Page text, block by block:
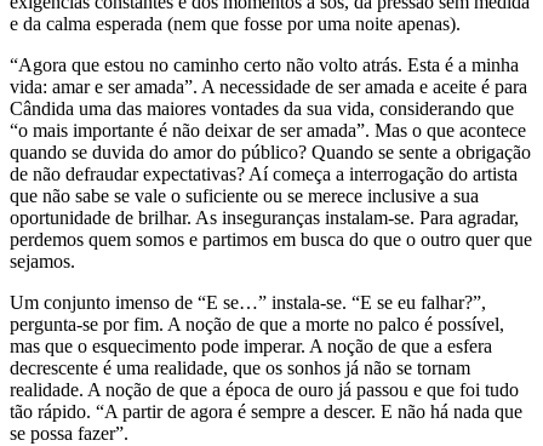
e da calma esperada (nem que fosse por uma noite apenas).
“Agora que estou no caminho certo não volto atrás. Esta é a minha
vida: amar e ser amada”. A necessidade de ser amada e aceite é para
Cândida uma das maiores vontades da sua vida, considerando que
“o mais importante é não deixar de ser amada”. Mas o que acontece
quando se duvida do amor do público? Quando se sente a obrigação
de não defraudar expectativas? Aí começa a interrogação do artista
que não sabe se vale o suficiente ou se merece inclusive a sua
oportunidade de brilhar. As inseguranças instalam-se. Para agradar,
perdemos quem somos e partimos em busca do que o outro quer que
sejamos.
Um conjunto imenso de “E se…” instala-se. “E se eu falhar?”,
pergunta-se por fim. A noção de que a morte no palco é possível,
mas que o esquecimento pode imperar. A noção de que a esfera
decrescente é uma realidade, que os sonhos já não se tornam
realidade. A noção de que a época de ouro já passou e que foi tudo
tão rápido. “A partir de agora é sempre a descer. E não há nada que
se possa fazer”.